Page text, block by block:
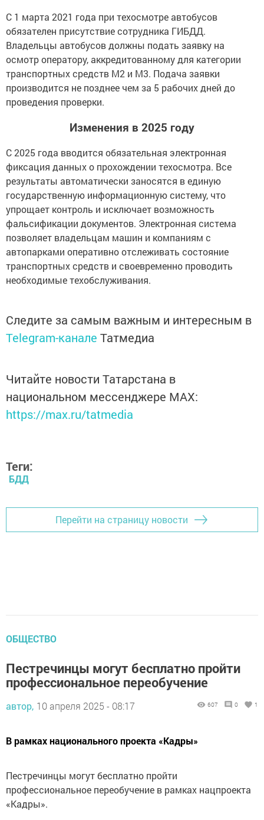
С 1 марта 2021 года при техосмотре автобусов
обязателен присутствие сотрудника ГИБДД.
Владельцы автобусов должны подать заявку на
осмотр оператору, аккредитованному для категории
транспортных средств М2 и М3. Подача заявки
производится не позднее чем за 5 рабочих дней до
проведения проверки.
Изменения в 2025 году
С 2025 года вводится обязательная электронная
фиксация данных о прохождении техосмотра. Все
результаты автоматически заносятся в единую
государственную информационную систему, что
упрощает контроль и исключает возможность
фальсификации документов. Электронная система
позволяет владельцам машин и компаниям с
автопарками оперативно отслеживать состояние
транспортных средств и своевременно проводить
необходимые техобслуживания.
Следите за самым важным и интересным в
Telegram-канале Татмедиа
Читайте новости Татарстана в
национальном мессенджере MАХ:
https://max.ru/tatmedia
Теги:
БДД
Перейти на страницу новости
ОБЩЕСТВО
Пестречинцы могут бесплатно пройти
профессиональное переобучение
автор, 10 апреля 2025 - 08:17 607 0 1
В рамках национального проекта «Кадры»
Пестречинцы могут бесплатно пройти
профессиональное переобучение в рамках нацпроекта
«Кадры».